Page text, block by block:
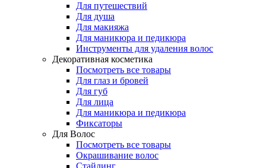
Для путешествий
Для душа
Для макияжа
Для маникюра и педикюра
Инструменты для удаления волос
Декоративная косметика
Посмотреть все товары
Для глаз и бровей
Для губ
Для лица
Для маникюра и педикюра
Фиксаторы
Для Волос
Посмотреть все товары
Окрашивание волос
Стайлинг